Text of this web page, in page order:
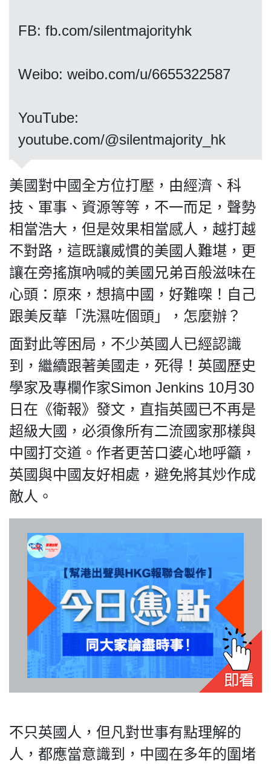
聯絡我們
私
隱
政
策
及
免
責
聲
明
©
2018
Silent
Majority
For
HK.
All
FB: fb.com/silentmajorityhk
Weibo: weibo.com/u/6655322587
​​​​​​​YouTube:
youtube.com/@silentmajority_hk
美國對中國全方位打壓，由經濟、科
技、軍事、資源等等，不一而足，聲勢
相當浩大，但是效果相當感人，越打越
不對路，這既讓威慣的美國人難堪，更
讓在旁搖旗吶喊的美國兄弟百般滋味在
心頭：原來，想搞中國，好難㗎！自己
跟美反華「洗濕咗個頭」，怎麼辦？
面對此等困局，不少英國人已經認識
到，繼續跟著美國走，死得！英國歷史
學家及專欄作家Simon Jenkins 10月30
日在《衛報》發文，直指英國已不再是
超級大國，必須像所有二流國家那樣與
中國打交道。作者更苦口婆心地呼籲，
英國與中國友好相處，避免將其炒作成
敵人。
不只英國人，但凡對世事有點理解的
人，都應當意識到，中國在多年的圍堵